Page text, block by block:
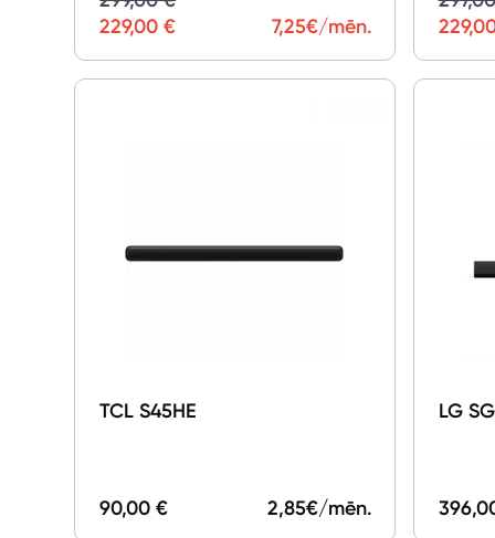
229,00 €
7,25€/mēn.
TCL S45HE
90,00 € 2,85€/mēn.
LG